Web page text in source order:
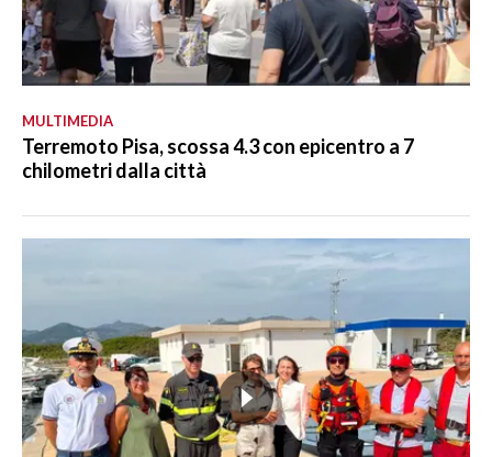
MULTIMEDIA
Terremoto Pisa, scossa 4.3 con epicentro a 7
chilometri dalla città